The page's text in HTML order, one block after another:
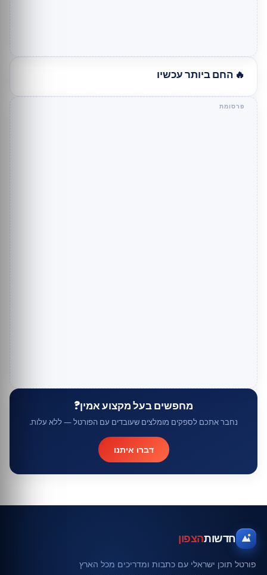
🔥 החם ביותר עכשיו
מחפשים בעל מקצוע אמין?
נחבר אתכם לספקים מומלצים שעובדים עם הפורטל — ללא עלות.
דברו איתנו
חדשותהצפון
פורטל תוכן ישראלי עם כתבות ומדריכים מכל הארץ